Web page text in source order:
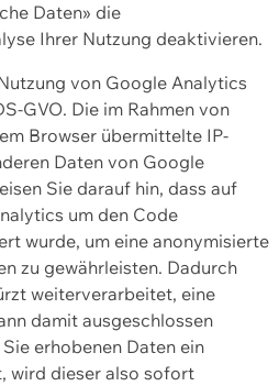
Daten» die
Ihrer Nutzung deaktivieren.
von Google Analytics
GVO. Die im Rahmen von
Browser übermittelte IP-
Daten von Google
Sie darauf hin, dass auf
um den Code
wurde, um eine anonymisierte
zu gewährleisten. Dadurch
weiterverarbeitet, eine
damit ausgeschlossen
erhobenen Daten ein
wird dieser also sofort